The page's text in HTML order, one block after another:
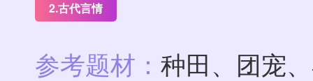
2.古代言情
参考题材： 种田、团宠